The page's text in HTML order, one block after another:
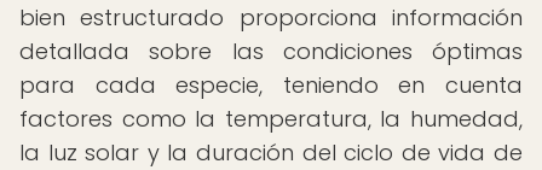
bien estructurado proporciona información
detallada sobre las condiciones óptimas
para cada especie, teniendo en cuenta
factores como la temperatura, la humedad,
la luz solar y la duración del ciclo de vida de